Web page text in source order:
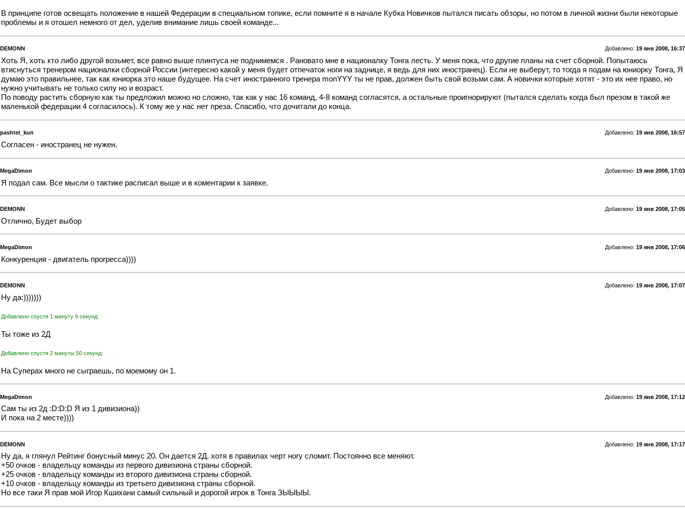
В принципе готов освещать положение в нашей Федерации в специальном топике, если помните я в начале Кубка Новичков пытался писать обзоры, но потом в личной жизни были некоторые
проблемы и я отошел немного от дел, уделив внимание лишь своей команде...
Добавлено: 19 янв 2008, 16:37
DEMONN
Хоть Я, хоть кто либо другой возьмет, все равно выше плинтуса не поднимемся . Рановато мне в националку Тонга лесть. У меня пока, что другие планы на счет сборной. Попытаюсь
втиснуться тренером националки сборной России (интересно какой у меня будет отпечаток ноги на заднице, я ведь для них иностранец). Если не выберут, то тогда я подам на юниорку Тонга, Я
думаю это правильнее, так как юниорка это наше будущее. На счет иностранного тренера monYYY ты не прав, должен быть свой возьми сам. А новички которые хотят - это их нее право, но
нужно учитывать не только силу но и возраст.
По поводу растить сборную как ты предложил можно но сложно, так как у нас 16 команд, 4-8 команд согласятся, а остальные проигнорируют (пытался сделать когда был презом в такой же
маленькой федерации 4 согласилось). К тому же у нас нет преза. Спасибо, что дочитали до конца.
Добавлено: 19 янв 2008, 16:57
pashtet_kun
Согласен - иностранец не нужен.
Добавлено: 19 янв 2008, 17:03
MegaDimon
Я подал сам. Все мысли о тактике расписал выше и в коментарии к заявке.
Добавлено: 19 янв 2008, 17:05
DEMONN
Отлично, Будет выбор
Добавлено: 19 янв 2008, 17:06
MegaDimon
Конкуренция - двигатель прогресса))))
Добавлено: 19 янв 2008, 17:07
DEMONN
Ну да:)))))))
Добавлено спустя 1 минуту 9 секунд:
Ты тоже из 2Д
Добавлено спустя 2 минуты 50 секунд:
На Суперах много не сыграешь, по моемому он 1.
Добавлено: 19 янв 2008, 17:12
MegaDimon
Сам ты из 2д :D:D:D Я из 1 дивизиона))
И пока на 2 месте))))
Добавлено: 19 янв 2008, 17:17
DEMONN
Ну да, я глянул Рейтинг бонусный минус 20. Он дается 2Д. хотя в правилах черт ногу сломит. Постоянно все меняют.
+50 очков - владельцу команды из первого дивизиона страны сборной.
+25 очков - владельцу команды из второго дивизиона страны сборной.
+10 очков - владельцу команды из третьего дивизиона страны сборной.
Но все таки Я прав мой Игор Кшихани самый сильный и дорогой игрок в Тонга ЗЫЫЫЫ.